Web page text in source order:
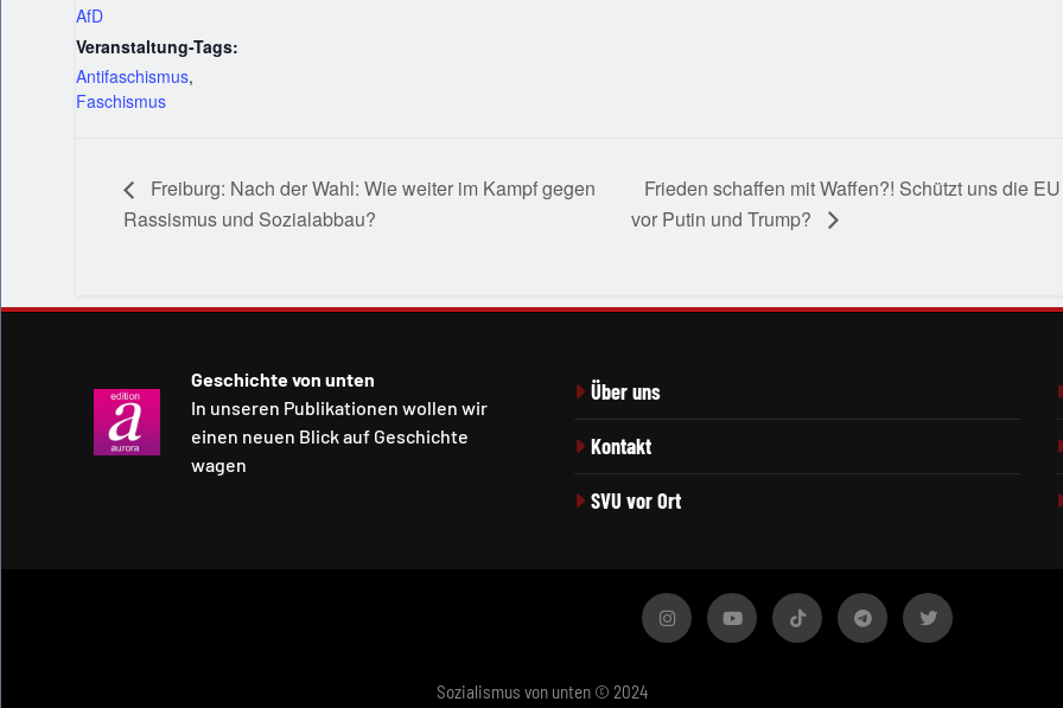
AfD
Veranstaltung-Tags:
Antifaschismus,
Faschismus
Freiburg: Nach der Wahl: Wie weiter im Kampf gegen
Rassismus und Sozialabbau?
Frieden schaffen mit Waffen?! Schützt uns die EU
vor Putin und Trump?
Geschichte von unten
In unseren Publikationen wollen wir
einen neuen Blick auf Geschichte
wagen
Über uns
Kontakt
SVU vor Ort
Sozialismus von unten © 2024